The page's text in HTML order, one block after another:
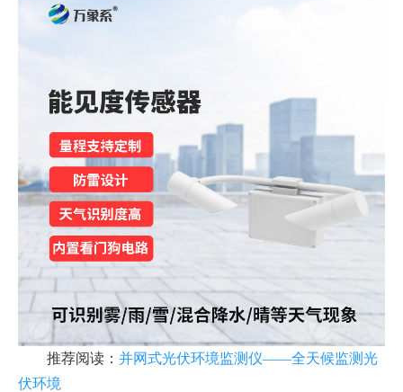
推荐阅读： 并网式光伏环境监测仪——全天候监测光
伏环境